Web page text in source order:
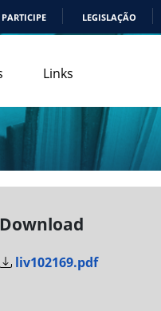
PARTICIPE LEGISLAÇÃO
Links
Download
liv102169.pdf